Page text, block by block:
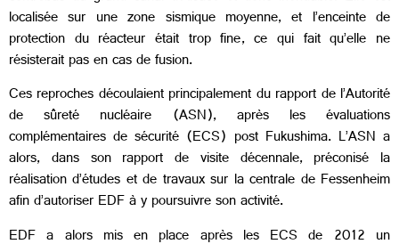
localisée sur une zone sismique moyenne, et l’enceinte de
protection du réacteur était trop fine, ce qui fait qu’elle ne
résisterait pas en cas de fusion.
Ces reproches découlaient principalement du rapport de l’Autorité
de sûreté nucléaire (ASN), après les évaluations
complémentaires de sécurité (ECS) post Fukushima. L’ASN a
alors, dans son rapport de visite décennale, préconisé la
réalisation d’études et de travaux sur la centrale de Fessenheim
afin d’autoriser EDF à y poursuivre son activité.
EDF a alors mis en place après les ECS de 2012 un